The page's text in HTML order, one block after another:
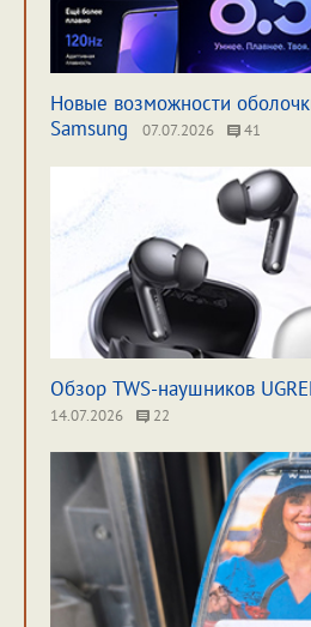
Новые возможности
Samsung
07.07.2026 41
Обзор TWS-наушников
14.07.2026 22